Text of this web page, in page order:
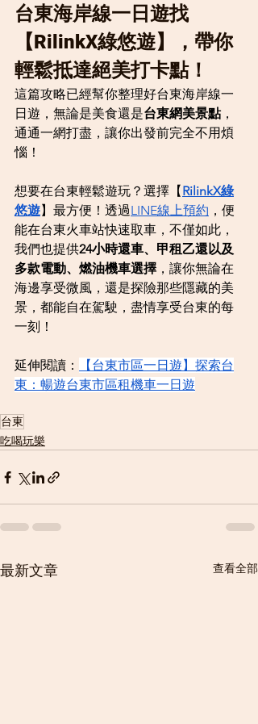
台東海岸線一日遊找
【RilinkX綠悠遊】，帶你
輕鬆抵達絕美打卡點！
這篇攻略已經幫你整理好台東海岸線一
日遊，無論是美食還是台東網美景點，
通通一網打盡，讓你出發前完全不用煩
惱！
想要在台東輕鬆遊玩？選擇【RilinkX綠
悠遊】最方便！透過LINE線上預約 ，便
能在台東火車站快速取車，不僅如此，
我們也提供24小時還車、甲租乙還以及
多款電動、燃油機車選擇 ，讓你無論在
海邊享受微風，還是探險那些隱藏的美
景，都能自在駕駛，盡情享受台東的每
一刻！
延伸閱讀：
【台東市區一日遊】探索台
東：暢遊台東市區租機車一日遊
台東
吃喝玩樂
最新文章 查看全部